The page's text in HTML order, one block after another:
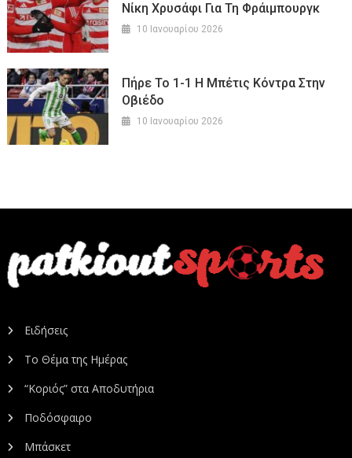
Νίκη Χρυσάφι Για Τη Φράιμπουργκ
10 Ιανουαρίου 2026
Πήρε Το 1-1 Η Μπέτις Κόντρα Στην
Οβιέδο
10 Ιανουαρίου 2026
Ειδήσεις
Το Θέμα της Ημέρας
“Κοριός” στα Αποδυτήρια
Ποδόσφαιρο
Μπάσκετ